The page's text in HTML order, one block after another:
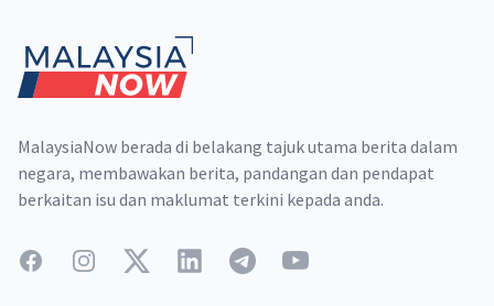
MalaysiaNow berada di belakang tajuk utama berita dalam
negara, membawakan berita, pandangan dan pendapat
berkaitan isu dan maklumat terkini kepada anda.
FacebookInstagramTwitterLinkedInTelegramYouTube